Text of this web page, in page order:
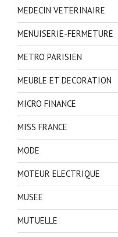
MEDECIN VETERINAIRE
MENUISERIE-FERMETURE
METRO PARISIEN
MEUBLE ET DECORATION
MICRO FINANCE
MISS FRANCE
MODE
MOTEUR ELECTRIQUE
MUSEE
MUTUELLE